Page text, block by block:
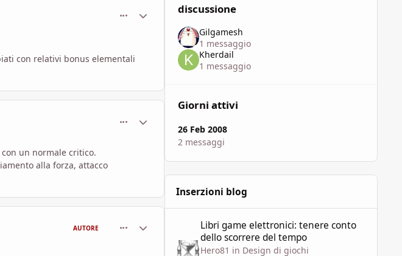
comment_449645
Statistiche Autore
con relativi bonus elementali
un normale critico.
alla forza, attacco
AUTORE Statistiche Autore
discussione
Gilgamesh
1 messaggio
Kherdail
1 messaggio
Giorni attivi
26 Feb 2008
2 messaggi
Inserzioni blog
Libri game elettronici: tenere conto
dello scorrere del tempo
Hero81 in Design di giochi